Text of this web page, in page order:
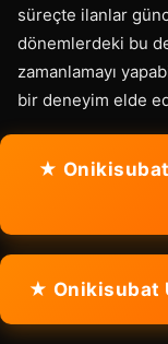
süreçte ilanlar
dönemlerdeki bu
zamanlamayı
bir deneyim elde
★
★ Onikisubat